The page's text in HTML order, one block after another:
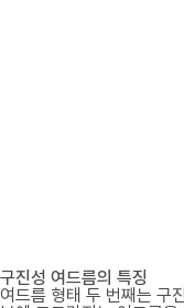
구진성 여드름의 특징
여드름 형태 두 번째는 구